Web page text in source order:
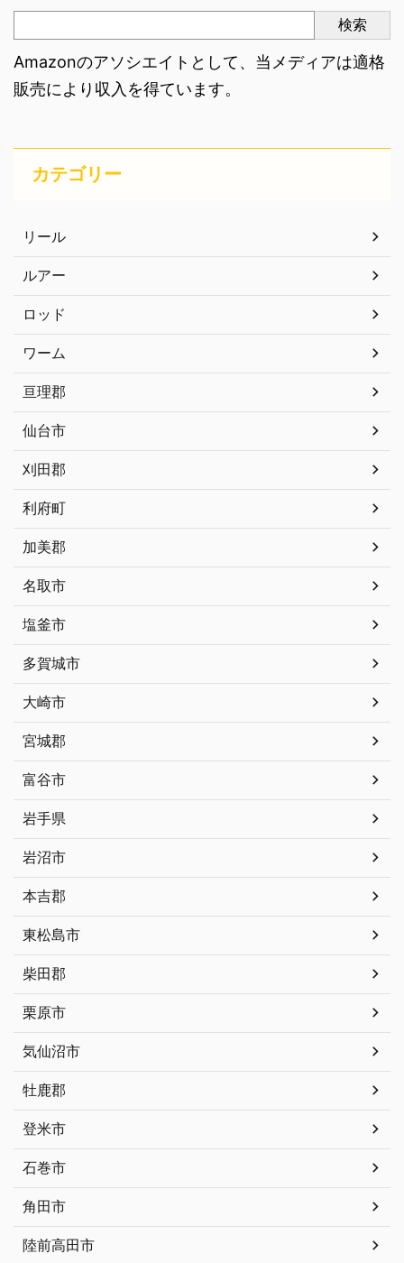
検索
Amazonのアソシエイトとして、当メディアは適格
販売により収入を得ています。
カテゴリー
リール
ルアー
ロッド
ワーム
亘理郡
仙台市
刈田郡
利府町
加美郡
名取市
塩釜市
多賀城市
大崎市
宮城郡
富谷市
岩手県
岩沼市
本吉郡
東松島市
柴田郡
栗原市
気仙沼市
牡鹿郡
登米市
石巻市
角田市
陸前高田市